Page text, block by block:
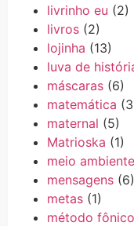
livrinho eu (2)
livros (2)
lojinha (13)
luva de
máscaras (6)
matemática
maternal (5)
Matrioska (1)
meio ambiente
mensagens (6)
metas (1)
método fônico